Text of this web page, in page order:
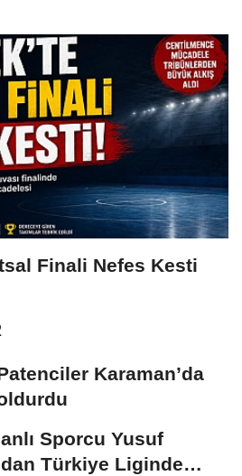
Finali Nefes Kesti
Karaman’da
Sporcu Yusuf
Türkiye Liginde